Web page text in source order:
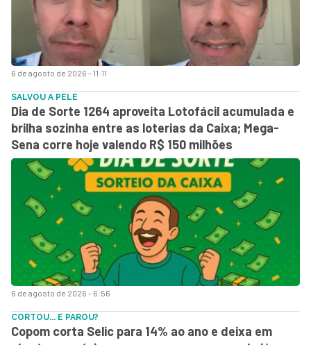
6 de agosto de 2026 - 11:11
6 de agosto de 2026 - 6:56
SALVOU A PELE
Dia de Sorte 1264 aproveita Lotofácil acumulada e
brilha sozinha entre as loterias da Caixa; Mega-
Sena corre hoje valendo R$ 150 milhões
CORTOU... E PAROU?
Copom corta Selic para 14% ao ano e deixa em